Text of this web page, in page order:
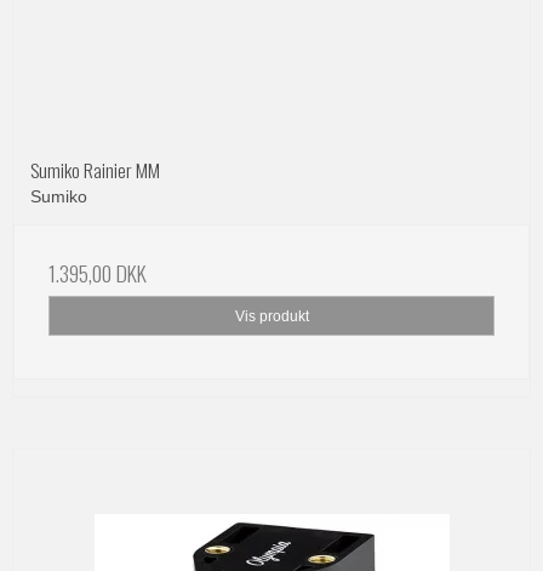
Sumiko Rainier MM
Sumiko
1.395,00 DKK
Vis produkt